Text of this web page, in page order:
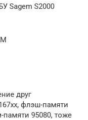
Sagem S2000
друг
флэш-памяти
памяти 95080, тоже